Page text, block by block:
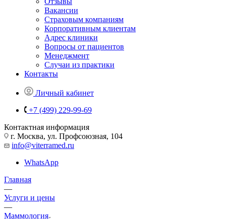
Вакансии
Страховым компаниям
Корпоративным клиентам
Адрес клиники
Вопросы от пациентов
Менеджмент
Случаи из практики
Контакты
Личный кабинет
+7 (499) 229-99-69
Контактная информация
г. Москва, ул. Профсоюзная, 104
info@viterramed.ru
WhatsApp
Главная
—
Услуги и цены
—
Маммология